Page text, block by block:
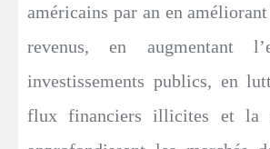
américains par an en
revenus, en augmentant
investissements publics, en
flux financiers illicites et la